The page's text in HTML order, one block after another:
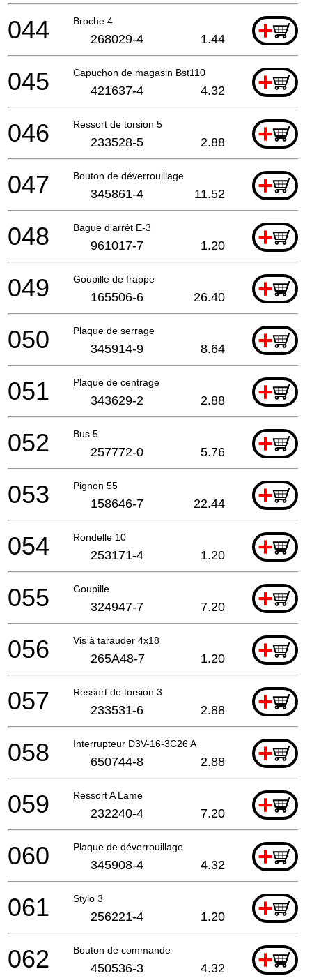
Broche 4 +
044 268029-4 1.44
Capuchon de magasin Bst110 +
045 421637-4 4.32
Ressort de torsion 5 +
046 233528-5 2.88
Bouton de déverrouillage +
047 345861-4 11.52
Bague d'arrêt E-3 +
048 961017-7 1.20
Goupille de frappe +
049 165506-6 26.40
Plaque de serrage +
050 345914-9 8.64
Plaque de centrage +
051 343629-2 2.88
Bus 5 +
052 257772-0 5.76
Pignon 55 +
053 158646-7 22.44
Rondelle 10 +
054 253171-4 1.20
Goupille +
055 324947-7 7.20
Vis à tarauder 4x18 +
056 265A48-7 1.20
Ressort de torsion 3 +
057 233531-6 2.88
Interrupteur D3V-16-3C26 A +
058 650744-8 2.88
Ressort A Lame +
059 232240-4 7.20
Plaque de déverrouillage +
060 345908-4 4.32
Stylo 3 +
061 256221-4 1.20
Bouton de commande +
062 450536-3 4.32